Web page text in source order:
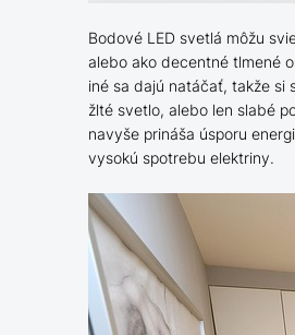
Bodové LED svetlá môžu
alebo ako decentné tlmené
iné sa dajú natáčať, takže si
žlté svetlo, alebo len slabé
navyše prináša úsporu
vysokú spotrebu elektriny.